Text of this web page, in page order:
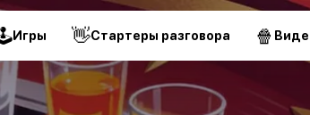
Игры 👋Стартеры разговора 🍿